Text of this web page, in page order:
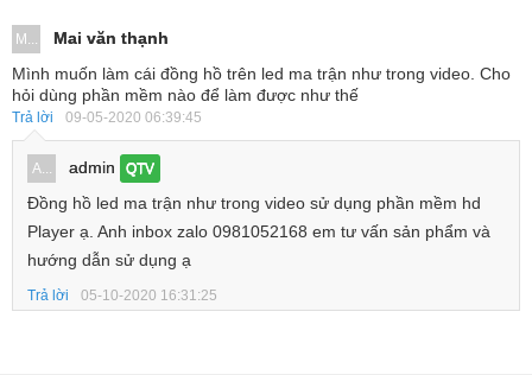
M...
Mai văn thạnh
Mình muốn làm cái đồng hồ trên led ma trận như trong video. Cho
hỏi dùng phần mềm nào để làm được như thế
Trả lời 09-05-2020 06:39:45
A... admin QTV
Đồng hồ led ma trận như trong video sử dụng phần mềm hd
Player ạ. Anh inbox zalo 0981052168 em tư vấn sản phẩm và
hướng dẫn sử dụng ạ
Trả lời 05-10-2020 16:31:25